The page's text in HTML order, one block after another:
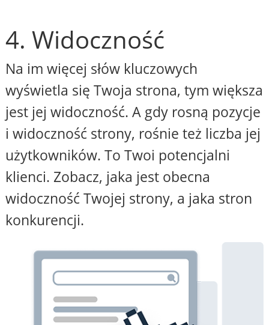
4. Widoczność
Na im więcej słów kluczowych
wyświetla się Twoja strona, tym większa
jest jej widoczność. A gdy rosną pozycje
i widoczność strony, rośnie też liczba jej
użytkowników. To Twoi potencjalni
klienci. Zobacz, jaka jest obecna
widoczność Twojej strony, a jaka stron
konkurencji.